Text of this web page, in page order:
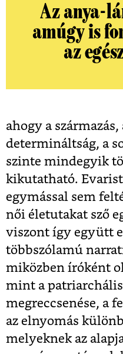
Az anya-
amúgy is
az
ahogy a
determináltság, a
szinte mindegyik
kikutatható.
egymással sem
női életutakat sző
viszont így együtt
többszólamú
miközben íróként
mint a patriarchális
megreccsenése, a
az elnyomás
melyeknek az